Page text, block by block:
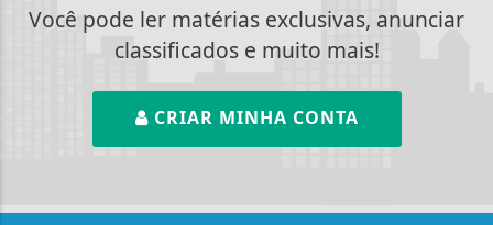
Você pode ler matérias exclusivas, anunciar
classificados e muito mais!
CRIAR MINHA CONTA